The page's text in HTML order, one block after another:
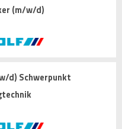
(m/w/d)
d) Schwerpunkt